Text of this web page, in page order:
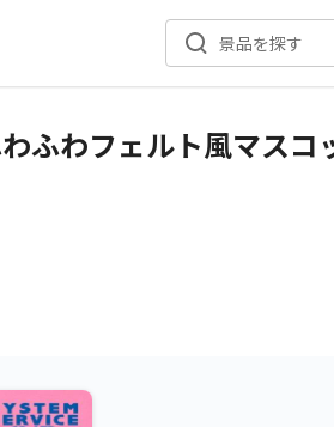
景品を探す
ふわフェルト風マスコ